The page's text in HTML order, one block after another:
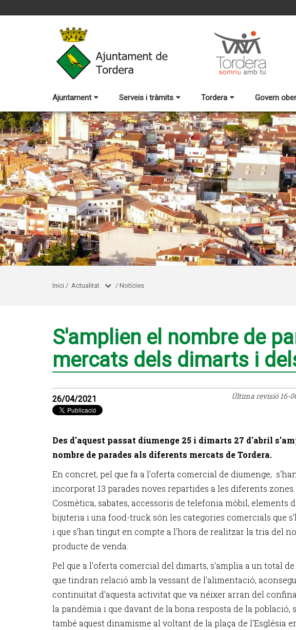
Ajuntament Serveis i tràmits Tordera Govern
Inici / Actualitat / Notícies
S'amplien el nombre de
mercats dels dimarts i
Última revisió16-
26/04/2021
Des d'aquest passat diumenge 25 i dimarts 27 d'abril
nombre de parades als diferents mercats de Tordera.
En concret, pel que fa a l'oferta comercial de diumenge, s'han
incorporat 13 parades noves repartides a les diferents zones.
Cosmètica, sabates, accessoris de telefonia mòbil, elements
bijuteria i una food-truck són les categories comercials que
i que s'han tingut en compte a l'hora de realitzar la tria del
producte de venda.
Pel que a l'oferta comercial del dimarts, s'amplia a un total de
que tindran relació amb la vessant de l'alimentació,
continuïtat d'aquesta activitat que va néixer arran del
la pandèmia i que davant de la bona resposta de la població,
també aquest dinamisme al voltant de la plaça de l'Església